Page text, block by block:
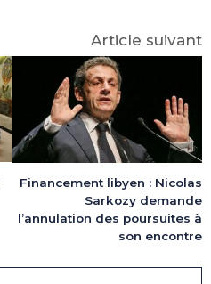
Article suivant
Financement libyen : Nicolas
Sarkozy demande
l’annulation des poursuites à
son encontre